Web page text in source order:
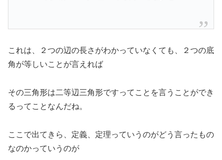
これは、２つの辺の長さがわかっていなくても、２つの底
角が等しいことが言えれば
その三角形は二等辺三角形ですってことを言うことができ
るってことなんだね。
ここで出てきら、定義、定理っていうのがどう言ったもの
なのかっていうのが